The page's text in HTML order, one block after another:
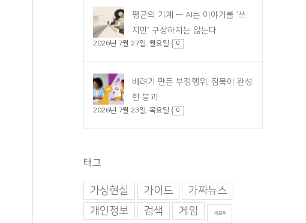
평균의 기계 — AI는 이야기를 ‘쓰
지만’ 구상하지는 않는다
2026년 7월 27일. 월요일 0
배려가 만든 부정행위, 침묵이 완성
한 붕괴
2026년 7월 23일. 목요일 0
태그
가상현실 가이드
가짜뉴스
개인정보
검색 게임 게임중독